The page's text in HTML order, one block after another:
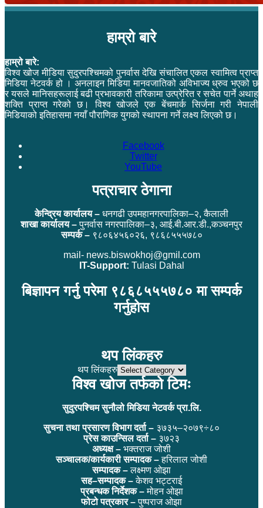
हाम्रो बारे
हाम्रो बारे:
विश्व खोज मीडिया सुदुरपश्चिमको पुनर्वास देखि संचालित एकल स्वामित्व प्राप्त
मिडिया नेटवर्क हो । अनलाइन मिडिया मानवजातिको अविभाज्य ध्रुव भएको छ
र यसले मानिसहरूलाई बढी प्रभावकारी तरिकामा उत्प्रेरित र सचेत पार्ने अथाह
शक्ति प्राप्त गरेको छ। विश्व खोजले एक बेंचमार्क सिर्जना गरी नेपाली
मिडियाको इतिहासमा नयाँ पौराणिक युगको स्थापना गर्ने लक्ष्य लिएको छ।
Facebook
Twitter
YouTube
पत्राचार ठेगाना
केन्द्रिय कार्यालय – धनगढी उपमहानगरपालिका–२, कैलाली
शाखा कार्यालय –पुनर्वास नगरपालिका–३, आई.बी.आर.डी.,कञ्चनपुर
सम्पर्क –९८०६४५६०२६, ९८६८५५५७८०
mail- news.biswokhoj@gmil.com
IT-Support: Tulasi Dahal
बिज्ञापन गर्नु परेमा ९८६८५५५७८० मा सम्पर्क
गर्नुहोस
थप लिंकहरु
थप लिंकहरु
विश्व खोज तर्फको टिमः
सुदुरपश्चिम सुनौलो मिडिया नेटवर्क प्रा.लि.
सुचना तथा प्रसारण विभाग दर्ता – ३७३५–२०७९÷८०
प्रेस काउन्सिल दर्ता – ३७२३
अध्यक्ष – भक्तराज जोशी
सञ्चालक/कार्यकारी सम्पादक –हरिलाल जोशी
सम्पादक –लक्ष्मण ओझा
सह–सम्पादक –केशव भट्टराई
प्रबन्धक निर्देशक –मोहन ओझा
फोटो पत्रकार –पुष्पराज ओझा